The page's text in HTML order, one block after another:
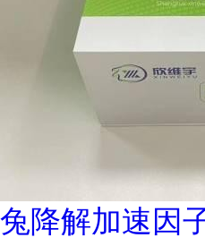
兔降解加速因